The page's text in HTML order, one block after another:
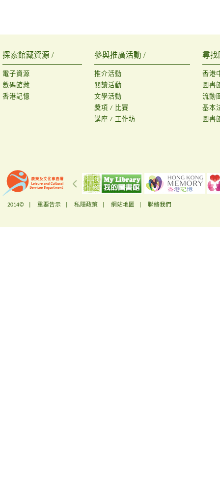
探索館藏資源 /
電子資源
數碼館藏
香港記憶
參與推廣活動 /
推介活動
閱讀活動
文學活動
獎項 / 比賽
講座 / 工作坊
尋找
香港
圖書
流動
基本
圖書
2014© | 重要告示 私隱政策 網站地圖 聯絡我們